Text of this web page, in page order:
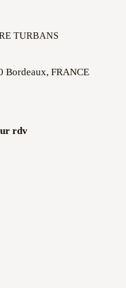
TURBANS
Bordeaux, FRANCE
rdv